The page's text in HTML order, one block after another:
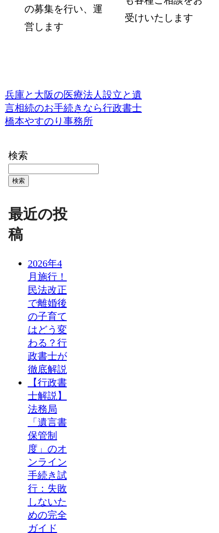
の募集を行い、運
営します
受けいたします
兵庫と大阪の医療法人設立と遺
言相続のお手続きなら行政書士
橋本やすのり事務所
検索
検索
最近の投
稿
2026年4
月施行！
民法改正
で離婚後
の子育て
はどう変
わる？行
政書士が
徹底解説
【行政書
士解説】
法務局
「遺言書
保管制
度」のオ
ンライン
手続き試
行：失敗
しないた
めの完全
ガイド